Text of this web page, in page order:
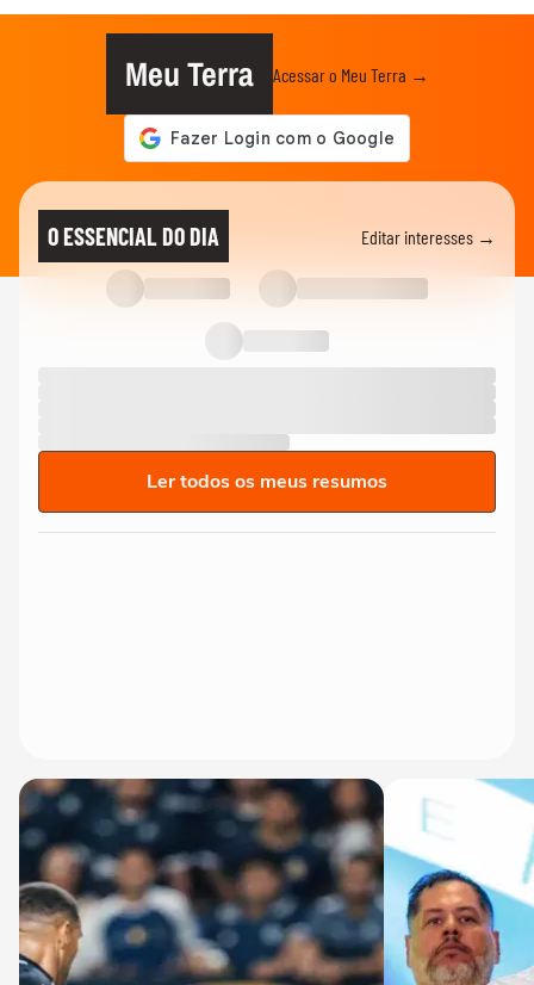
Meu Terra Acessar o Meu Terra →
O ESSENCIAL DO DIA Editar interesses →
Ler todos os meus resumos